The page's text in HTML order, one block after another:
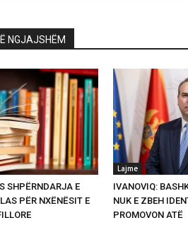
NGJAJSHËM
SHPËRNDARJA E
PËR NXËNËSIT E
Lajme
IVANOVIQ:
NUK E ZBEH
PROMOVON ATË